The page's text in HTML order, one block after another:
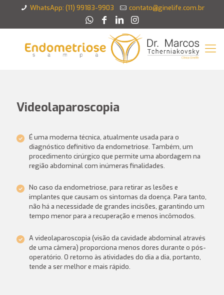
WhatsApp: (11) 99183-9903 contato@ginelife.com.br
Videolaparoscopia
É uma moderna técnica, atualmente usada para o
diagnóstico definitivo da endometriose. Também, um
procedimento cirúrgico que permite uma abordagem na
região abdominal com inúmeras finalidades.
No caso da endometriose, para retirar as lesões e
implantes que causam os sintomas da doença. Para tanto,
não há a necessidade de grandes incisões, garantindo um
tempo menor para a recuperação e menos incômodos.
A videolaparoscopia (visão da cavidade abdominal através
de uma câmera) proporciona menos dores durante o pós-
operatório. O retorno às atividades do dia a dia, portanto,
tende a ser melhor e mais rápido.